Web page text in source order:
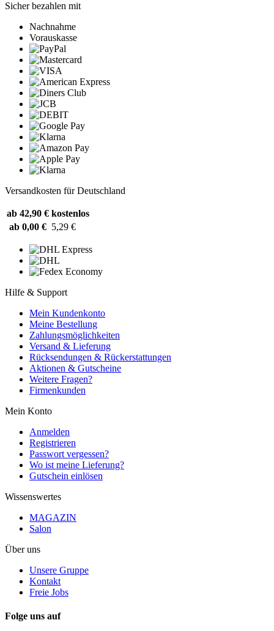
Sicher bezahlen mit
Nachnahme
Vorauskasse
Versandkosten für Deutschland
ab 42,90 € kostenlos
ab 0,00 € 5,29 €
Hilfe & Support
Mein Kundenkonto
Meine Bestellung
Zahlungsmöglichkeiten
Versand & Lieferung
Rücksendungen & Rückerstattungen
Aktionen & Gutscheine
Weitere Fragen?
Firmenkunden
Mein Konto
Anmelden
Registrieren
Passwort vergessen?
Wo ist meine Lieferung?
Gutschein einlösen
Wissenswertes
MAGAZIN
Salon
Über uns
Unsere Gruppe
Kontakt
Freie Jobs
Folge uns auf